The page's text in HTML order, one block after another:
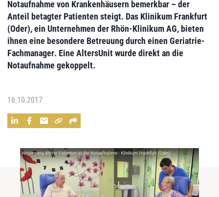
Notaufnahme von Krankenhäusern bemerkbar – der
Anteil betagter Patienten steigt. Das Klinikum Frankfurt
(Oder), ein Unternehmen der Rhön-Klinikum AG, bieten
ihnen eine besondere Betreuung durch einen Geriatrie-
Fachmanager. Eine AltersUnitwurde direkt an die
Notaufnahme gekoppelt.
16.10.2017